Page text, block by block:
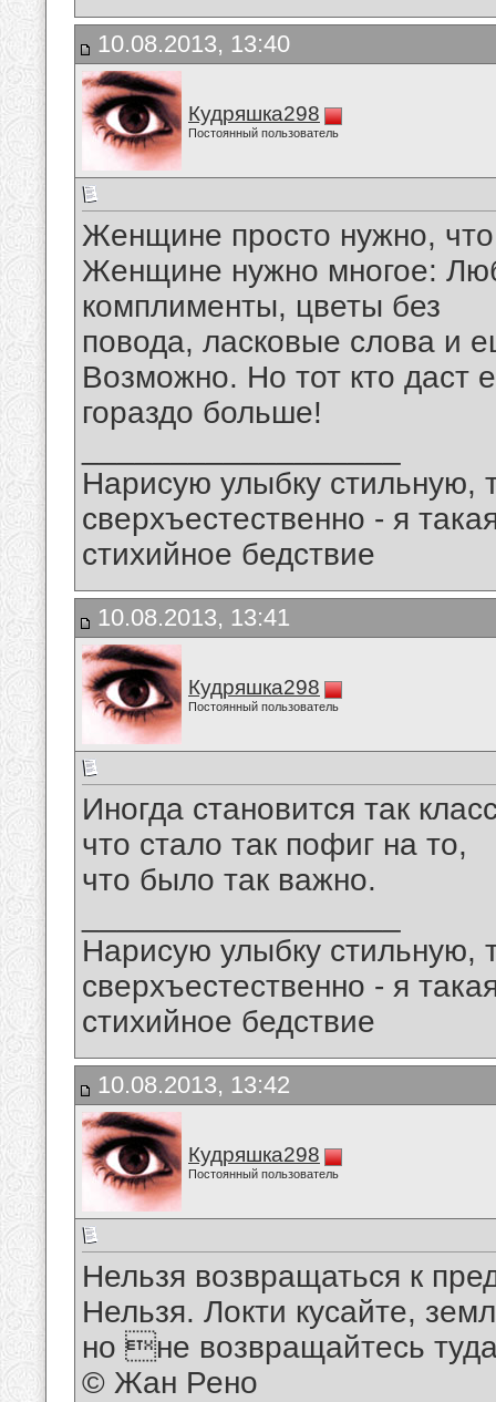
10.08.2013, 13:40
Кудряшка298
Постоянный пользователь
Женщине просто нужно,
Женщине нужно многое:
комплименты, цветы без
повода, ласковые слова и
Возможно. Но тот кто даст
гораздо больше!
Нарисую улыбку стильную,
сверхъестественно - я
стихийное бедствие
10.08.2013, 13:41
Кудряшка298
Постоянный пользователь
Иногда становится так
что стало так пофиг на то,
что было так важно.
Нарисую улыбку стильную,
сверхъестественно - я
стихийное бедствие
10.08.2013, 13:42
Кудряшка298
Постоянный пользователь
Нельзя возвращаться к
Нельзя. Локти кусайте,
но не возвращайтесь
© Жан Рено